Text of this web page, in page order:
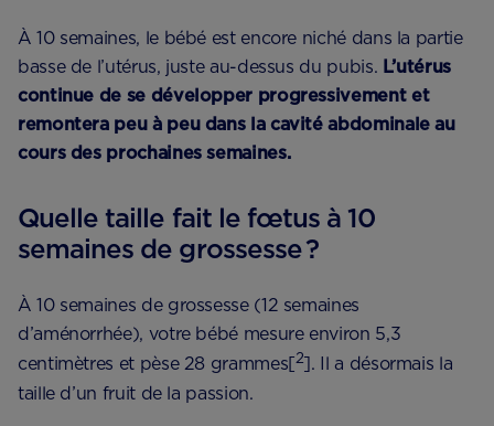
À 10 semaines, le bébé est encore niché dans la partie
basse de l’utérus, juste au-dessus du pubis. L’utérus
continue de se développer progressivement et
remontera peu à peu dans la cavité abdominale au
cours des prochaines semaines.
Quelle taille fait le fœtus à 10
semaines de grossesse ?
À 10 semaines de grossesse (12 semaines
d’aménorrhée), votre bébé mesure environ 5,3
centimètres et pèse 28 grammes[2]. Il a désormais la
taille d’un fruit de la passion.